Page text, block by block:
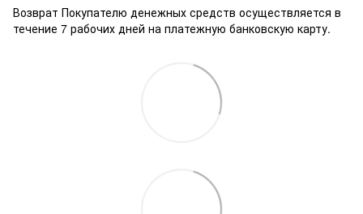
Возврат Покупателю денежных средств осуществляется в
течение 7 рабочих дней на платежную банковскую карту.